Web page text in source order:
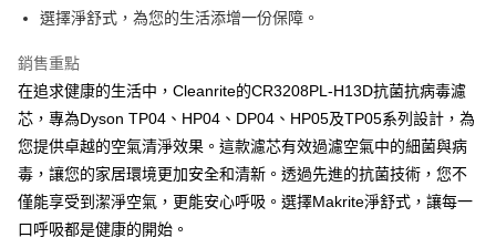
選擇淨舒式，為您的生活添增一份保障。
銷售重點
在追求健康的生活中，Cleanrite的CR3208PL-H13D抗菌抗病毒濾
芯，專為Dyson TP04、HP04、DP04、HP05及TP05系列設計，為
您提供卓越的空氣清淨效果。這款濾芯有效過濾空氣中的細菌與病
毒，讓您的家居環境更加安全和清新。透過先進的抗菌技術，您不
僅能享受到潔淨空氣，更能安心呼吸。選擇Makrite淨舒式，讓每一
口呼吸都是健康的開始。